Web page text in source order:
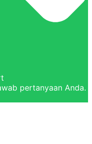
pertanyaan Anda.